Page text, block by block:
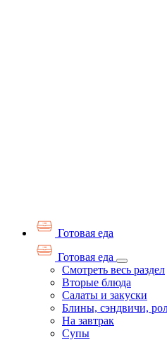
Готовая еда
Готовая еда
Смотреть весь раздел
Вторые блюда
Салаты и закуски
Блины, сэндвичи,
На завтрак
Супы